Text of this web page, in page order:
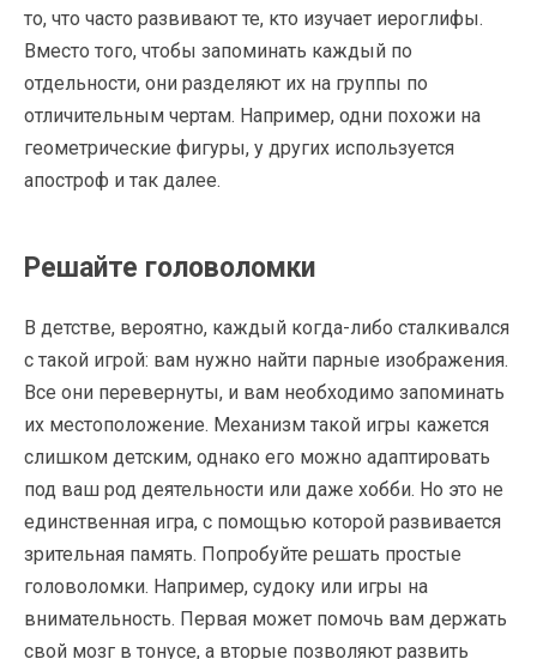
то, что часто развивают те, кто изучает иероглифы.
Вместо того, чтобы запоминать каждый по
отдельности, они разделяют их на группы по
отличительным чертам. Например, одни похожи на
геометрические фигуры, у других используется
апостроф и так далее.
Решайте головоломки
В детстве, вероятно, каждый когда-либо сталкивался
с такой игрой: вам нужно найти парные изображения.
Все они перевернуты, и вам необходимо запоминать
их местоположение. Механизм такой игры кажется
слишком детским, однако его можно адаптировать
под ваш род деятельности или даже хобби. Но это не
единственная игра, с помощью которой развивается
зрительная память. Попробуйте решать простые
головоломки. Например, судоку или игры на
внимательность. Первая может помочь вам держать
свой мозг в тонусе, а вторые позволяют развить